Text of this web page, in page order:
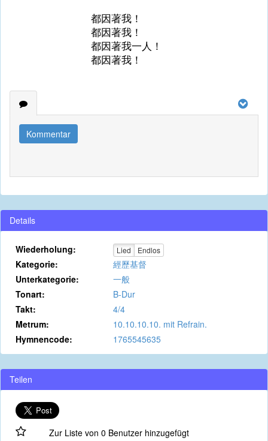
都因著我！
都因著我！
都因著我一人！
都因著我！
Kommentar
Details
Wiederholung: Lied Endlos
Kategorie:
經歷基督
Unterkategorie:
一般
Tonart:
B-Dur
Takt:
4/4
Metrum:
10.10.10.10. mit Refrain.
Hymnencode:
1765545635
Teilen
Zur Liste von 0 Benutzer hinzugefügt